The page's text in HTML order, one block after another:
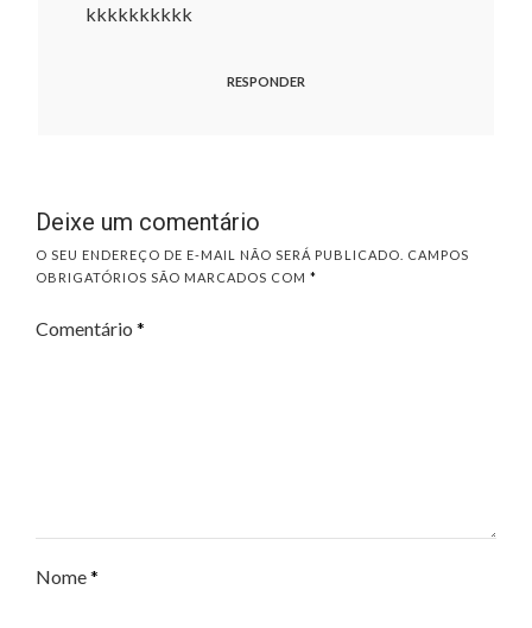
kkkkkkkkkk
RESPONDER
Deixe um comentário
O SEU ENDEREÇO DE E-MAIL NÃO SERÁ PUBLICADO.
CAMPOS
OBRIGATÓRIOS SÃO MARCADOS COM *
Comentário *
Nome*